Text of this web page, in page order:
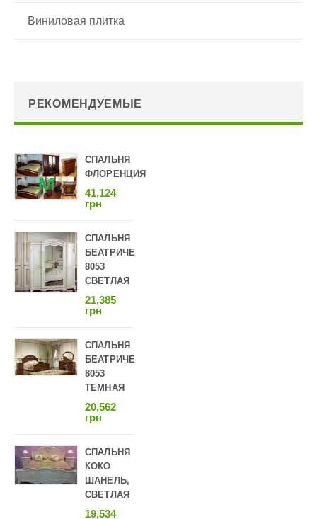
Виниловая плитка
РЕКОМЕНДУЕМЫЕ
СПАЛЬНЯ
ФЛОРЕНЦИЯ
41,124
грн
СПАЛЬНЯ
БЕАТРИЧЕ
8053
СВЕТЛАЯ
21,385
грн
СПАЛЬНЯ
БЕАТРИЧЕ
8053
ТЕМНАЯ
20,562
грн
СПАЛЬНЯ
КОКО
ШАНЕЛЬ,
СВЕТЛАЯ
19,534